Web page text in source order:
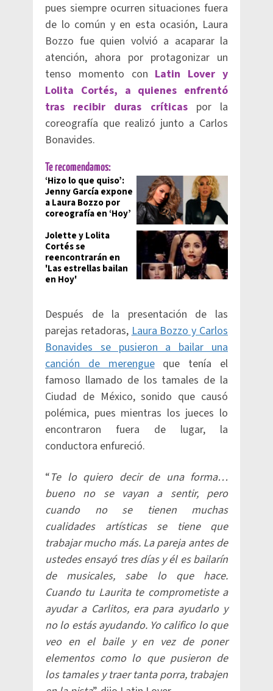
pues siempre ocurren situaciones fuera
de lo común y en esta ocasión, Laura
Bozzo fue quien volvió a acaparar la
atención, ahora por protagonizar un
tenso momento con Latin Lover y
Lolita Cortés, a quienes enfrentó
tras recibir duras críticaspor la
coreografía que realizó junto a Carlos
Bonavides.
Te recomendamos:
‘Hizo lo que quiso’:
Jenny García expone
a Laura Bozzo por
coreografía en ‘Hoy’
Jolette y Lolita
Cortés se
reencontrarán en
'Las estrellas bailan
en Hoy'
Después de la presentación de las
parejas retadoras,Laura Bozzo y Carlos
Bonavides se pusieron a bailar una
canción de merengueque tenía el
famoso llamado de los tamales de la
Ciudad de México, sonido que causó
polémica, pues mientras los jueces lo
encontraron fuera de lugar, la
conductora enfureció.
“Te lo quiero decir de una forma…
bueno no se vayan a sentir, pero
cuando no se tienen muchas
cualidades artísticas se tiene que
trabajar mucho más. La pareja antes de
ustedes ensayó tres días y él es bailarín
de musicales, sabe lo que hace.
Cuando tu Laurita te comprometiste a
ayudar a Carlitos, era para ayudarlo y
no lo estás ayudando. Yo califico lo que
veo en el baile y en vez de poner
elementos como lo que pusieron de
los tamales y traer tanta porra, trabajen